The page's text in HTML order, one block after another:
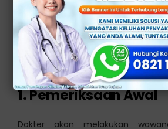
Bartholin
Terdapat beberapa tahapan
lakukan dalam prosedur operasi
1. Pemeriksaan Awal
Dokter akan melakukan